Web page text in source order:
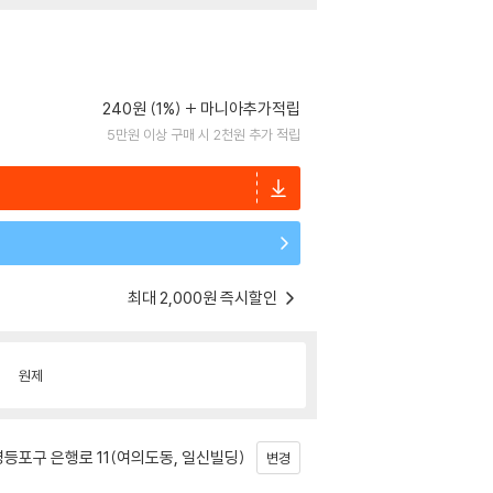
240원 (1%) 마니아추가적립
5만원 이상 구매 시 2천원 추가 적립
최대 2,000원 즉시할인
원제
포구 은행로 11(여의도동, 일신빌딩) 변경